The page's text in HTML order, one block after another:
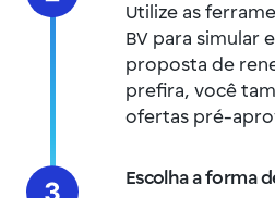
Utilize as
BV para simular
proposta de
prefira, você
ofertas pré-
Escolha a forma